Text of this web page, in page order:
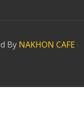
By NAKHON CAFE